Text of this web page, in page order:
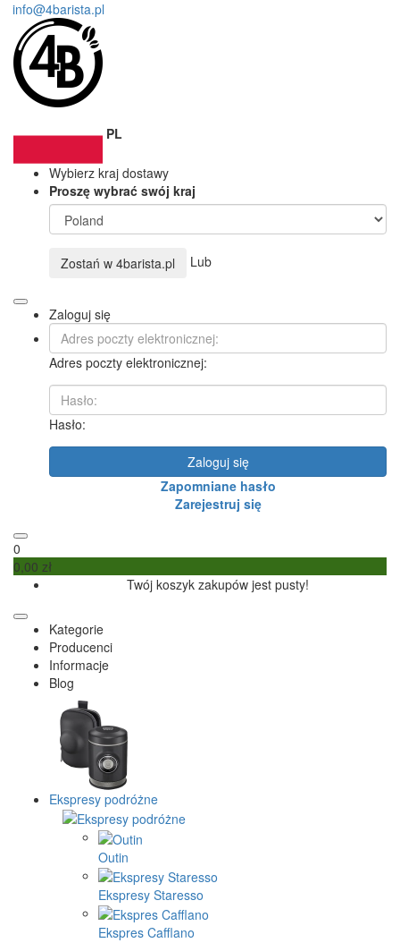
info@4barista.pl
PL
Wybierz kraj dostawy
Proszę wybrać swój kraj
Zostań w 4barista.pl Lub
Zaloguj się
Adres poczty elektronicznej:
Hasło:
Zaloguj się
Zapomniane hasło
Zarejestruj się
0
0,00 zł
Twój koszyk zakupów jest pusty!
Kategorie
Producenci
Informacje
Blog
Ekspresy podróżne
Outin
Ekspresy Staresso
Ekspres Cafflano